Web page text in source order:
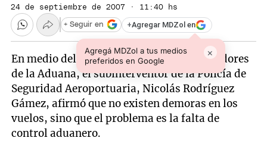
24 de septiembre de 2007 · 11:40 hs
+Agregar MDZol en
Agregá MDZol a tus medios
preferidos en Google
×
+ Seguir en
En medio del paro que realizan los trabajadores
de la Aduana, el subinterventor de la Policía de
Seguridad Aeroportuaria, Nicolás Rodríguez
Gámez, afirmó que no existen demoras en los
vuelos, sino que el problema es la falta de
control aduanero.